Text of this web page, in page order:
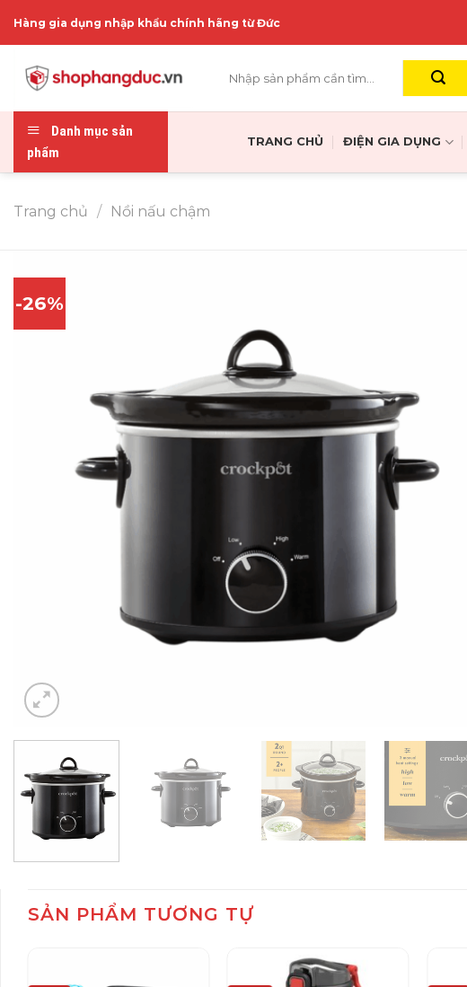
Hàng gia dụng nhập khẩu chính hãng từ Đức
kiếm:
Danh mục sản
phẩm
TRANG CHỦ ĐIỆN GIA DỤNG
Trang chủ / Nồi nấu chậm
-26%
SẢN PHẨM TƯƠNG TỰ